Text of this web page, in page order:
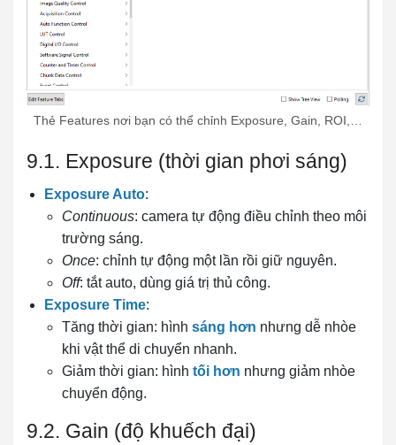
Thẻ Features nơi bạn có thể chỉnh Exposure, Gain, ROI,…
9.1. Exposure (thời gian phơi sáng)
Exposure Auto:
Continuous: camera tự động điều chỉnh theo môi
trường sáng.
Once: chỉnh tự động một lần rồi giữ nguyên.
Off: tắt auto, dùng giá trị thủ công.
Exposure Time:
Tăng thời gian: hình sáng hơn nhưng dễ nhòe
khi vật thể di chuyển nhanh.
Giảm thời gian: hình tối hơn nhưng giảm nhòe
chuyển động.
9.2. Gain (độ khuếch đại)